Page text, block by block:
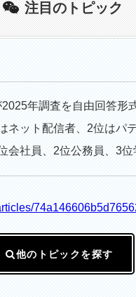
注目のトピック
年調査を自由回答形
ネット配信者、2位はパ
会社員、2位公務員、3位
他のトピックを探す